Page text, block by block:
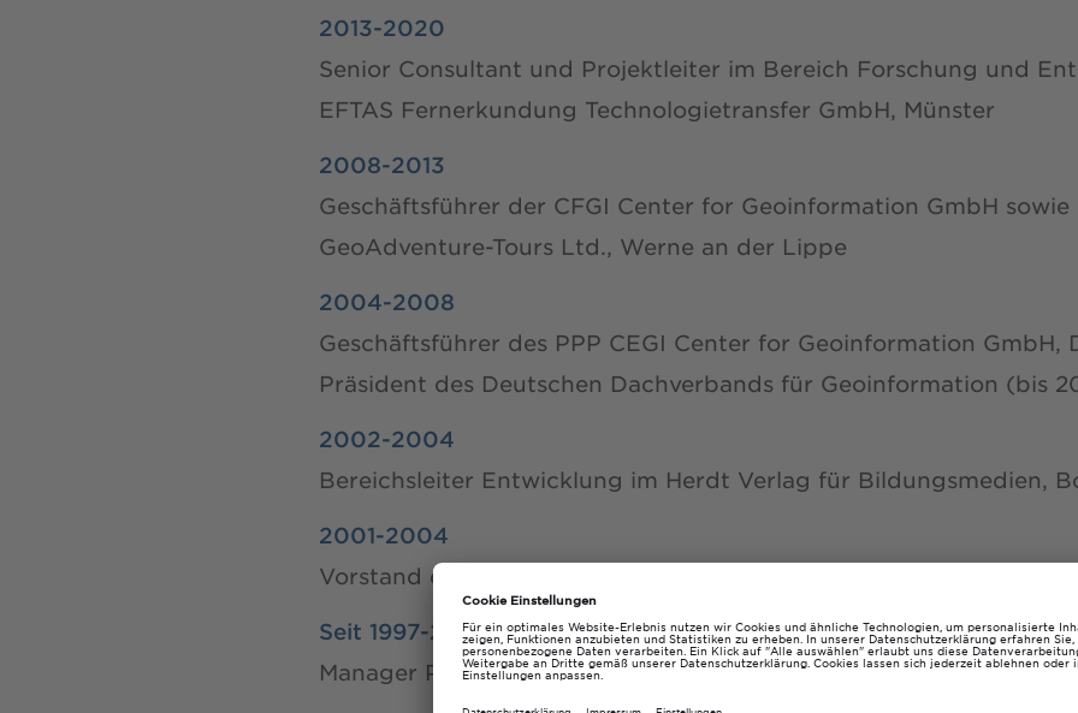
2013-2020
Senior Consultant und Projektleiter im Bereich Forschung und
EFTAS Fernerkundung Technologietransfer GmbH, Münster
2008-2013
Geschäftsführer der CFGI Center for Geoinformation GmbH sowie
GeoAdventure-Tours Ltd., Werne an der Lippe
2004-2008
Geschäftsführer des PPP CEGI Center for Geoinformation GmbH,
Präsident des Deutschen Dachverbands für Geoinformation (bis
2002-2004
Bereichsleiter Entwicklung im Herdt Verlag für Bildungsmedien,
2001-2004
Vorstand der i2c Software AG, Bad Homburg vor der Höhe
Seit 1997-2001
Manager Professional Services Group der MapInfo GmbH,